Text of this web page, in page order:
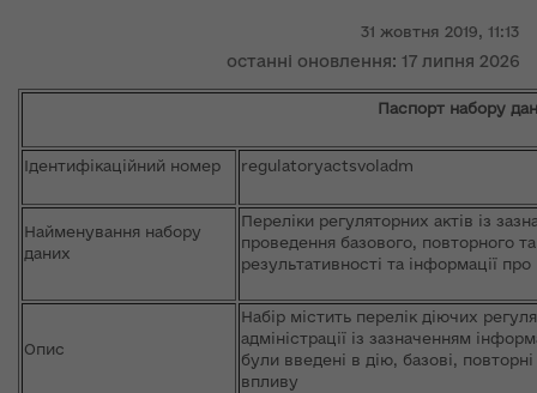
31 жовтня 2019, 11:13
останні оновлення: 17 липня 2026
Паспорт набору
Ідентифікаційний номер regulatoryactsvoladm
Найменування набору
даних
Переліки регуляторних актів із
проведення базового, повторного
результативності та інформації
Опис
Набір містить перелік діючих
адміністрації із зазначенням
були введені в дію, базові,
впливу